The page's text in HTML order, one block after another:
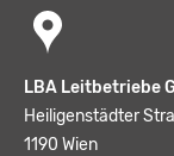
LBA Leitbetriebe
Heiligenstädter
1190 Wien